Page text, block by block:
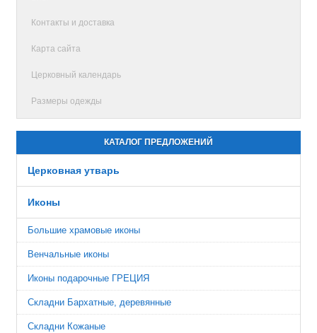
Контакты и доставка
Карта сайта
Церковный календарь
Размеры одежды
КАТАЛОГ ПРЕДЛОЖЕНИЙ
Церковная утварь
Иконы
Большие храмовые иконы
Венчальные иконы
Иконы подарочные ГРЕЦИЯ
Складни Бархатные, деревянные
Складни Кожаные